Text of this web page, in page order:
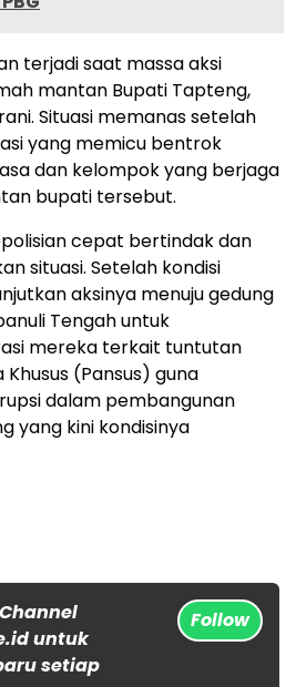
terjadi saat massa aksi
mantan Bupati Tapteng,
Situasi memanas setelah
yang memicu bentrok
dan kelompok yang berjaga
bupati tersebut.
cepat bertindak dan
situasi. Setelah kondisi
aksinya menuju gedung
Tengah untuk
mereka terkait tuntutan
(Pansus) guna
dalam pembangunan
yang kini kondisinya
untuk
setiap
Follow